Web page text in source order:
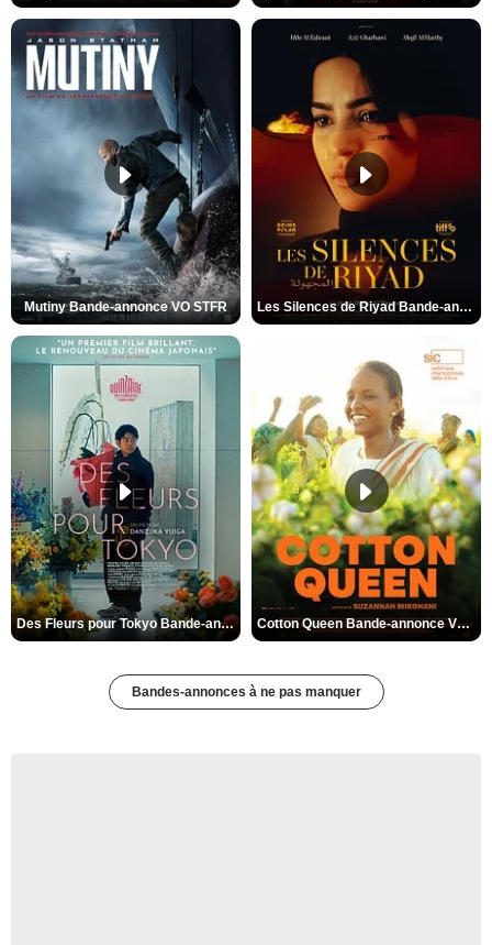
Mutiny Bande-annonce VO STFR Les Silences de Riyad Bande-annonce VO STFR
Des Fleurs pour Tokyo Bande-annonce VO STFR Cotton Queen Bande-annonce VO STFR
Bandes-annonces à ne pas manquer